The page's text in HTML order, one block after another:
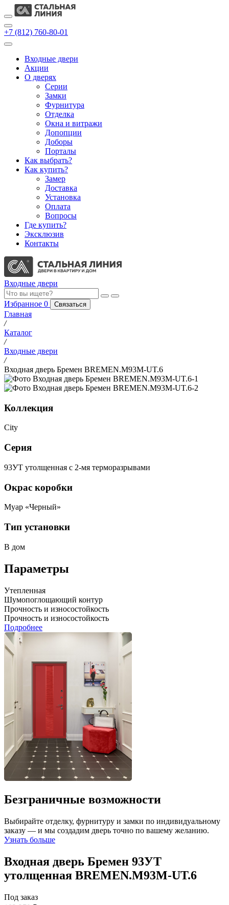
+7 (812) 760-80-01
Входные двери
Акции
О дверях
Cерии
Замки
Фурнитура
Отделка
Окна и витражи
Допопции
Доборы
Порталы
Как выбрать?
Как купить?
Замер
Доставка
Установка
Оплата
Вопросы
Где купить?
Эксклюзив
Контакты
Входные двери
Избранное 0 Связаться
Главная
/
Каталог
/
Входные двери
/
Входная дверь Бремен BREMEN.M93M-UT.6
Коллекция
City
Серия
93УТ утолщенная с 2-мя терморазрывами
Окрас коробки
Муар «Черный»
Тип установки
В дом
Параметры
Утепленная
Шумопоглощающий контур
Прочность и износостойкость
Прочность и износостойкость
Подробнее
Безграничные возможности
Выбирайте отделку, фурнитуру и замки по индивидуальному
заказу — и мы создадим дверь точно по вашему желанию.
Узнать больше
Входная дверь Бремен 93УТ
утолщенная BREMEN.M93M-UT.6
Под заказ